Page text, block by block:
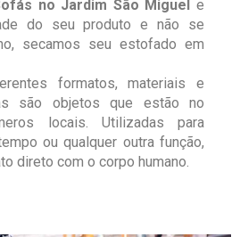
no Jardim São Miguel e
do seu produto e não se
secamos seu estofado em
formatos, materiais e
são objetos que estão no
locais. Utilizadas para
ou qualquer outra função,
direto com o corpo humano.